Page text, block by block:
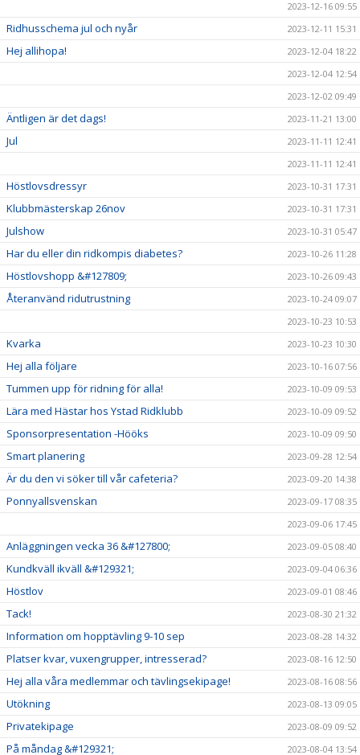
2023-12-16 09:55
Ridhusschema jul och nyår 2023-12-11 15:31
Hej allihopa!
2023-12-04 18:22
2023-12-04 12:54
2023-12-02 09:49
Äntligen är det dags! 2023-11-21 13:00
Jul
2023-11-11 12:41
2023-11-11 12:41
Höstlovsdressyr 2023-10-31 17:31
Klubbmästerskap 26nov 2023-10-31 17:31
Julshow 2023-10-31 05:47
Har du eller din ridkompis diabetes? 2023-10-26 11:28
Höstlovshopp &#127809; 2023-10-26 09:43
Återanvänd ridutrustning
2023-10-24 09:07
2023-10-23 10:53
Kvarka 2023-10-23 10:30
Hej alla följare 2023-10-16 07:56
Tummen upp för ridning för alla! 2023-10-09 09:53
Lära med Hästar hos Ystad Ridklubb 2023-10-09 09:52
Sponsorpresentation -Hööks 2023-10-09 09:50
Smart planering 2023-09-28 12:54
Är du den vi söker till vår cafeteria? 2023-09-20 14:38
Ponnyallsvenskan
2023-09-17 08:35
2023-09-06 17:45
Anläggningen vecka 36 &#127800; 2023-09-05 08:40
Kundkväll ikväll &#129321; 2023-09-04 06:36
Höstlov 2023-09-01 08:46
Tack! 2023-08-30 21:32
Information om hopptävling 9-10 sep 2023-08-28 14:32
Platser kvar, vuxengrupper, intresserad? 2023-08-16 12:50
Hej alla våra medlemmar och tävlingsekipage! 2023-08-16 08:56
Utökning 2023-08-13 09:05
Privatekipage 2023-08-09 09:52
På måndag &#129321; 2023-08-04 13:54